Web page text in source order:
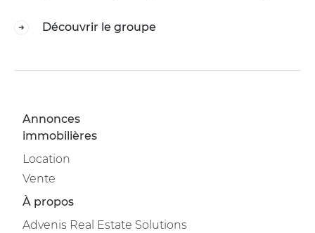
Découvrir le groupe
Annonces
immobilières
Location
Vente
À propos
Advenis Real Estate Solutions